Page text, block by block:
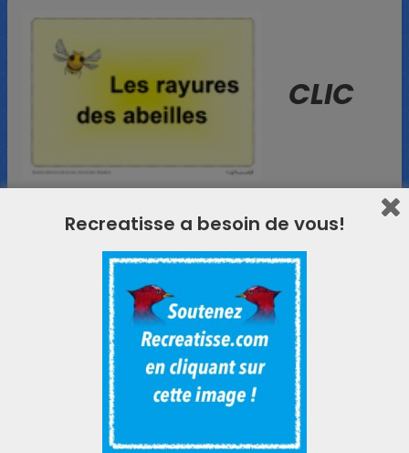
CLIC
sur l’image !
Le répertoire 2 :
Recreatisse a besoin de vous!